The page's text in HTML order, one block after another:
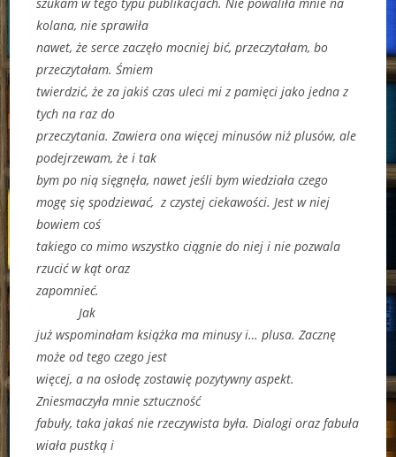
kolana, nie sprawiła
nawet, że serce zaczęło mocniej bić, przeczytałam, bo
przeczytałam. Śmiem
twierdzić, że za jakiś czas uleci mi z pamięci jako jedna z
tych na raz do
przeczytania. Zawiera ona więcej minusów niż plusów, ale
podejrzewam, że i tak
bym po nią sięgnęła, nawet jeśli bym wiedziała czego
mogę się spodziewać, z czystej ciekawości. Jest w niej
bowiem coś
takiego co mimo wszystko ciągnie do niej i nie pozwala
rzucić w kąt oraz
zapomnieć.
Jak
już wspominałam książka ma minusy i… plusa. Zacznę
może od tego czego jest
więcej, a na osłodę zostawię pozytywny aspekt.
Zniesmaczyła mnie sztuczność
fabuły, taka jakaś nie rzeczywista była. Dialogi oraz fabuła
wiała pustką i